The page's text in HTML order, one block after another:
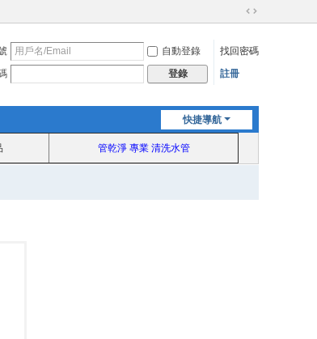
切
到
自動登錄
找回密碼
登錄 註冊
快捷導航
管乾淨 專業 清洗水管